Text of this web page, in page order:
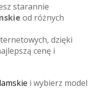
starannie
od różnych
dzięki
cenę i
i wybierz model